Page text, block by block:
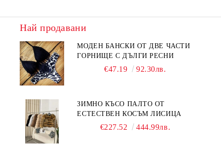
Най продавани
МОДЕН БАНСКИ ОТ ДВЕ ЧАСТИ
ГОРНИЩЕ С ДЪЛГИ РЕСНИ
€47.19 92.30лв.
ЗИМНО КЪСО ПАЛТО ОТ
ЕСТЕСТВЕН КОСЪМ ЛИСИЦА
€227.52 444.99лв.